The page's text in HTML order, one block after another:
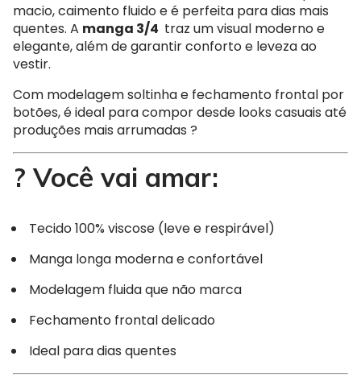
macio, caimento fluido e é perfeita para dias mais
quentes. A manga 3/4 traz um visual moderno e
elegante, além de garantir conforto e leveza ao
vestir.
Com modelagem soltinha e fechamento frontal por
botões, é ideal para compor desde looks casuais até
produções mais arrumadas ?
? Você vai amar:
Tecido 100% viscose (leve e respirável)
Manga longa moderna e confortável
Modelagem fluida que não marca
Fechamento frontal delicado
Ideal para dias quentes